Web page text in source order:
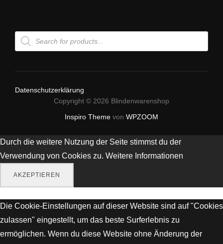
Products
search
Datenschutzerklärung
Copyright © 2026 Blindenwarenshop
Inspiro Theme von WPZOOM
Durch die weitere Nutzung der Seite stimmst du der
Verwendung von Cookies zu. Weitere Informationen
AKZEPTIEREN
Die Cookie-Einstellungen auf dieser Website sind auf "Cookies
zulassen" eingestellt, um das beste Surferlebnis zu
ermöglichen. Wenn du diese Website ohne Änderung der